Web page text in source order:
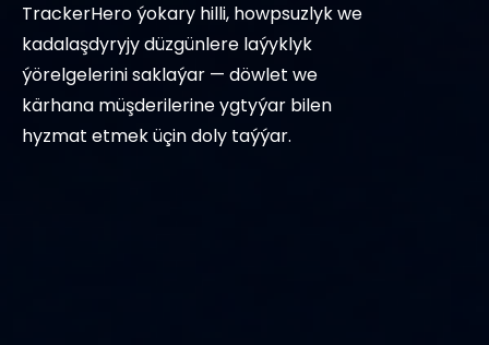
TrackerHero ýokary hilli, howpsuzlyk we
kadalaşdyryjy düzgünlere laýyklyk
ýörelgelerini saklaýar — döwlet we
kärhana müşderilerine ygtyýar bilen
hyzmat etmek üçin doly taýýar.